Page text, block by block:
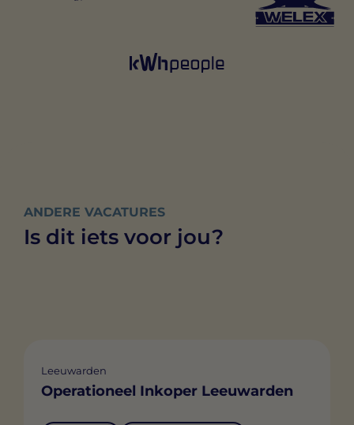
ANDERE VACATURES
Is dit iets voor jou?
Leeuwarden
Operationeel Inkoper Leeuwarden